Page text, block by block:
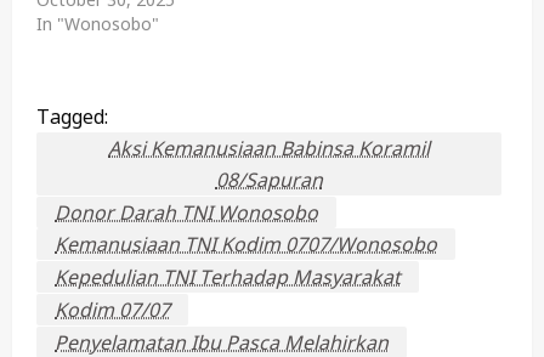
In "Wonosobo"
Tagged:
Aksi Kemanusiaan Babinsa Koramil
08/Sapuran
Donor Darah TNI Wonosobo
Kemanusiaan TNI Kodim 0707/Wonosobo
Kepedulian TNI Terhadap Masyarakat
Kodim 07/07
Penyelamatan Ibu Pasca Melahirkan